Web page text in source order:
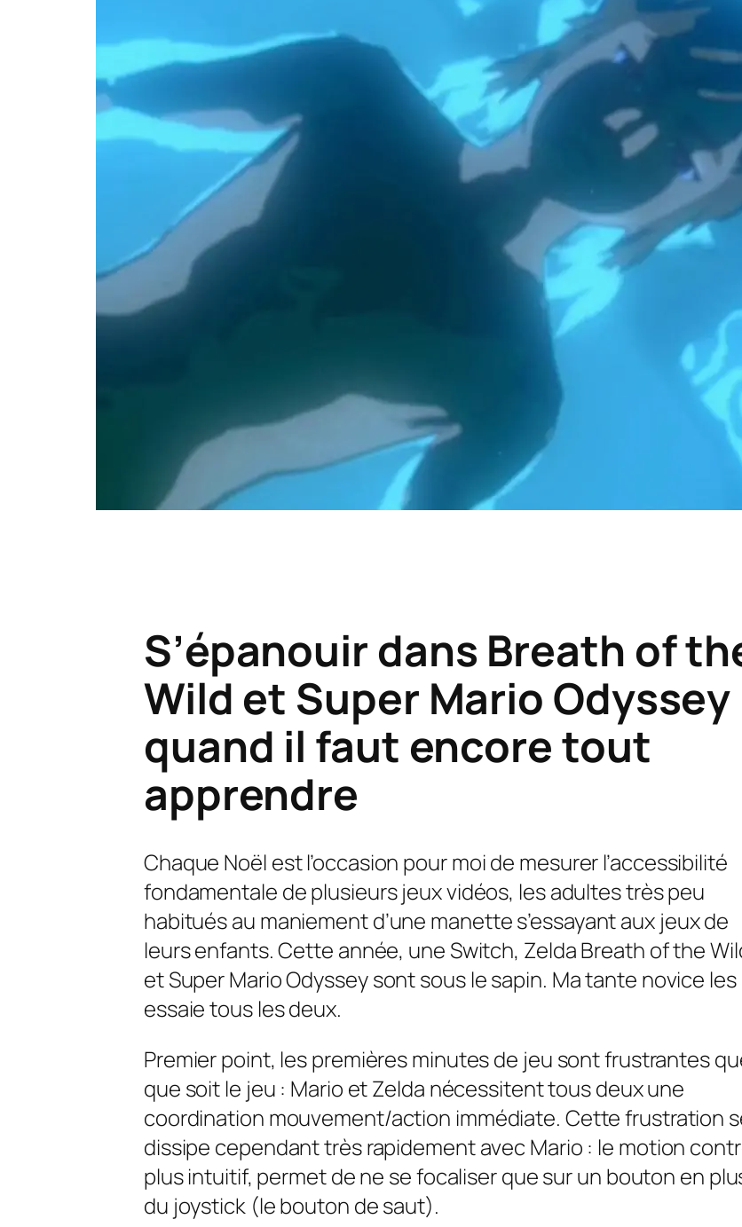
S’épanouir dans Breath of
Wild et Super Mario Odyssey
quand il faut encore tout
apprendre
Chaque Noël est l’occasion pour moi de mesurer l’accessibilité
fondamentale de plusieurs jeux vidéos, les adultes très peu
habitués au maniement d’une manette s’essayant aux jeux de
leurs enfants. Cette année, une Switch, Zelda Breath of the
etSuper Mario Odysseysont sous le sapin. Ma tante novice les
essaie tous les deux.
Premier point, les premières minutes de jeu sont frustrantes
que soit le jeu : Mario et Zelda nécessitent tous deux une
coordination mouvement/action immédiate. Cette frustration
dissipe cependant très rapidement avec Mario : le motion
plus intuitif, permet de ne se focaliser que sur un bouton en
du joystick (le bouton de saut).